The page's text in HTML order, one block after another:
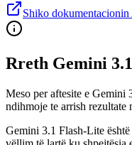
Shiko
Rreth Gemini
Meso per aftesite e Gemini
ndihmoje te arrish rezultate
Gemini 3.1 Flash-Lite